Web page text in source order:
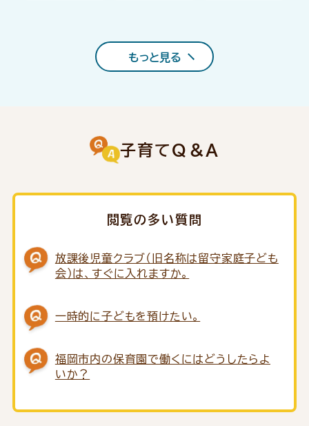
ですか？
もっと見る
子育てQ＆A
閲覧の多い質問
放課後児童クラブ（旧名称は留守家庭子ども
会）は、すぐに入れますか。
一時的に子どもを預けたい。
福岡市内の保育園で働くにはどうしたらよ
いか？